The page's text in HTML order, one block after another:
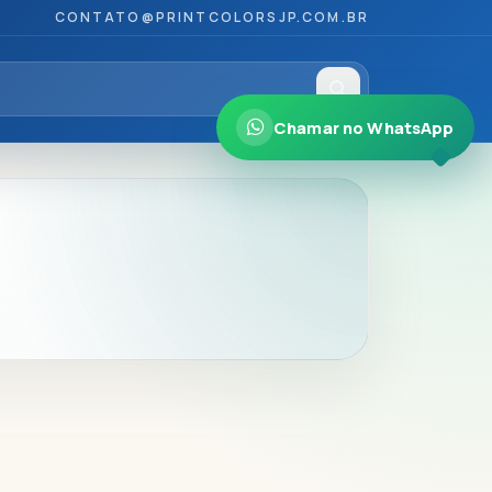
CONTATO@PRINTCOLORSJP.COM.BR
Chamar no WhatsApp